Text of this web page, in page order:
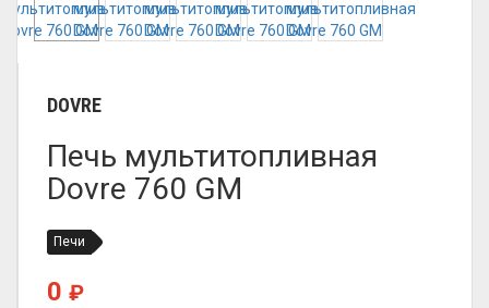
DOVRE
Печь мультитопливная
Dovre 760 GM
Печи
0 ₽